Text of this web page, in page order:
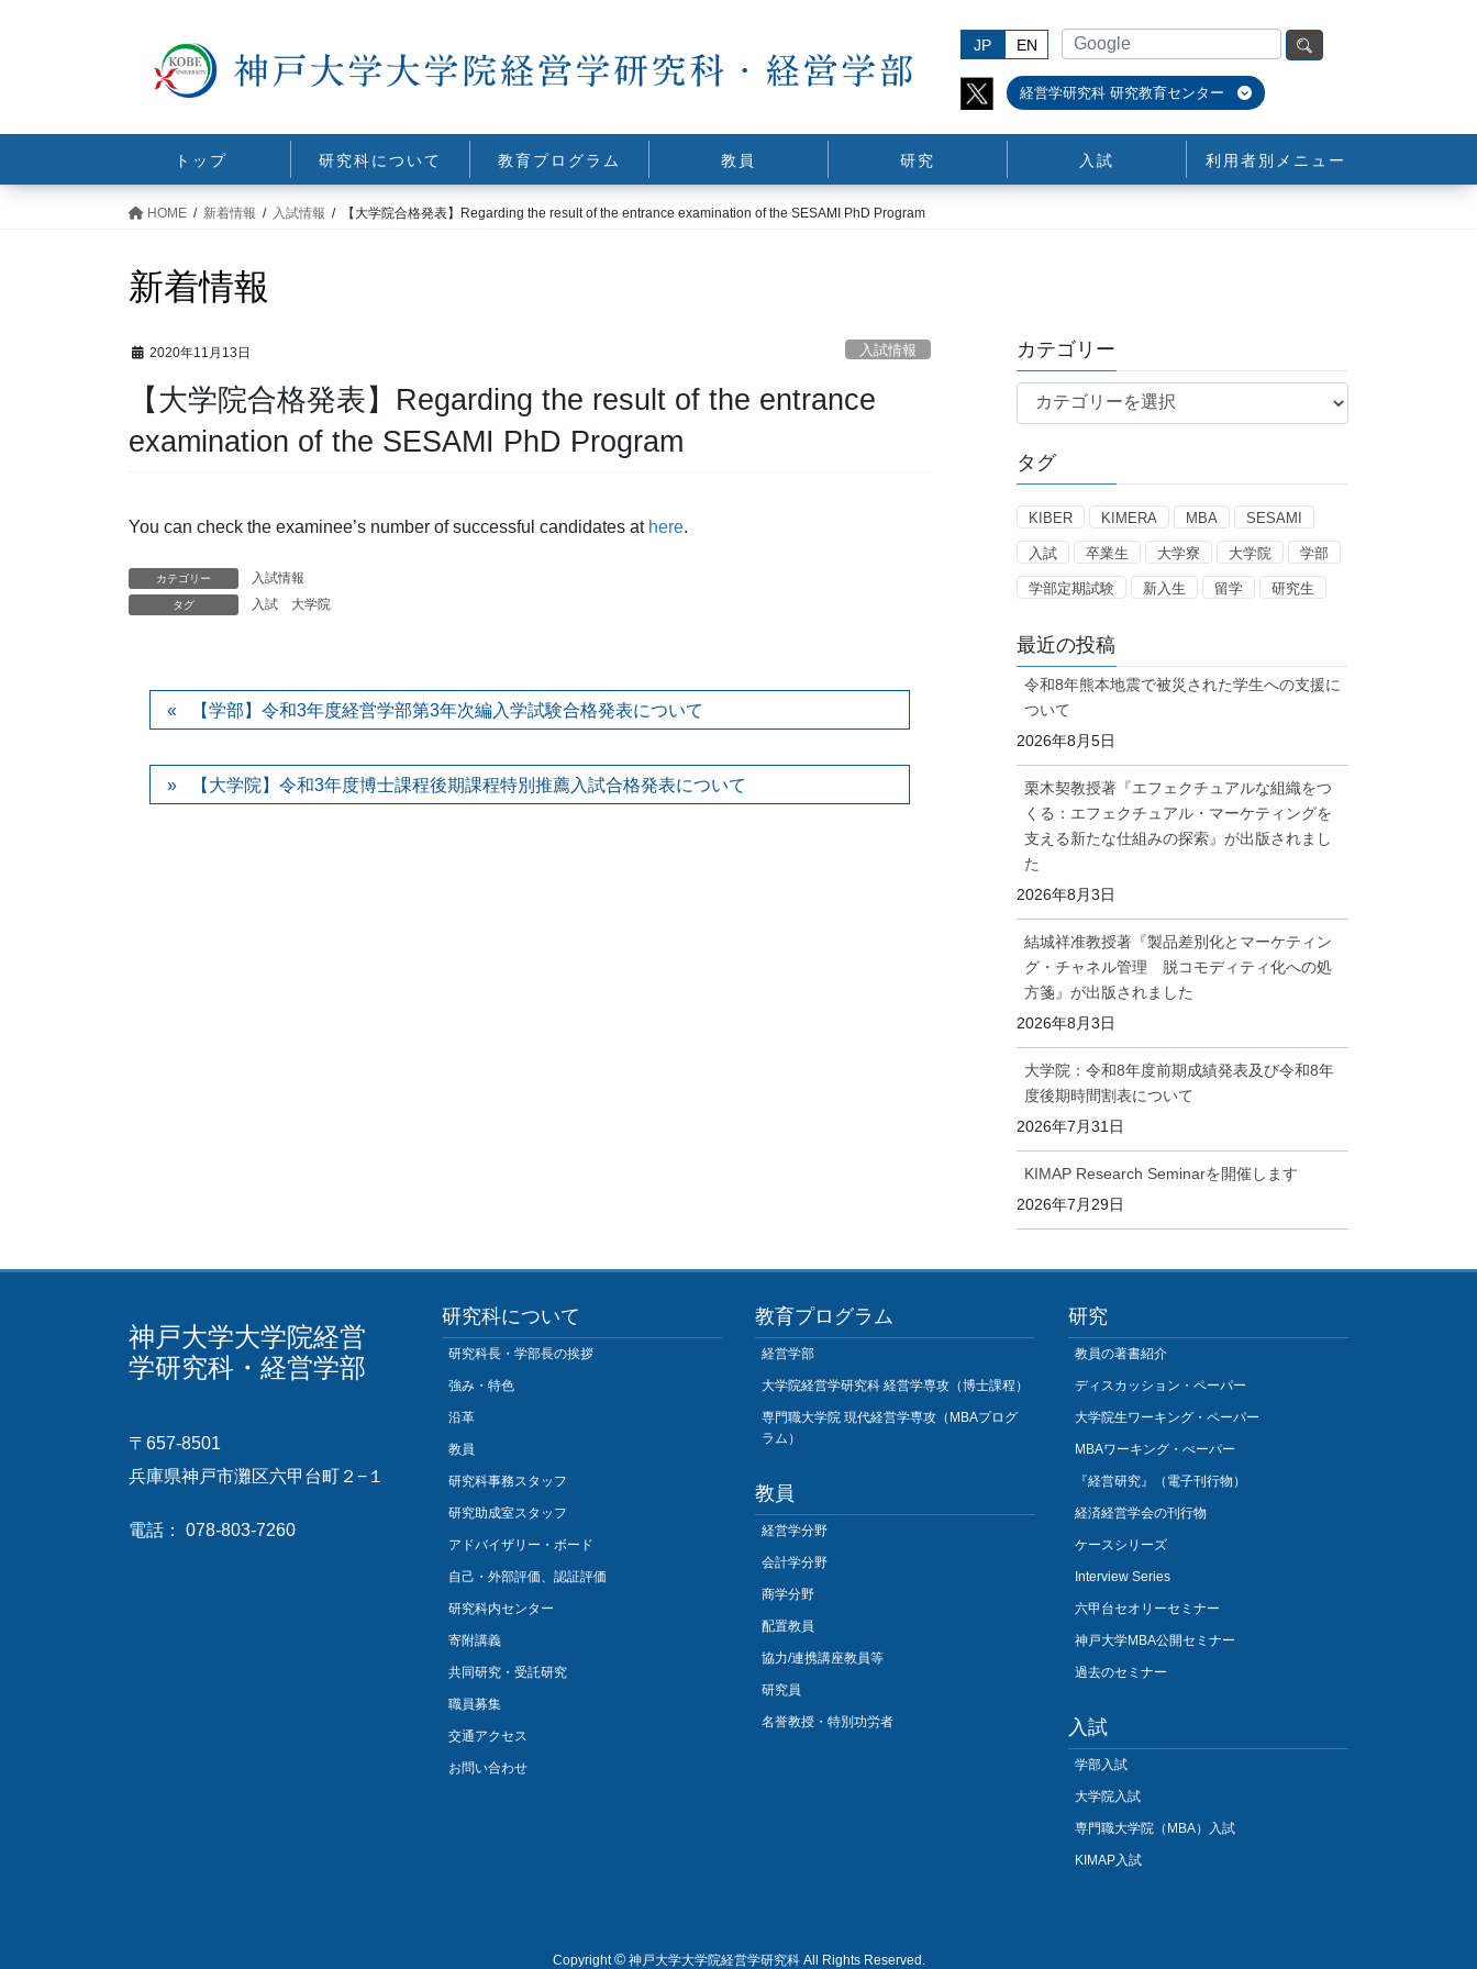
JP EN
経営学研究科 研究教育センター
トップ 研究科について 教育プログラム 教員 研究 入試 利用者別メニュー
HOME 新着情報 入試情報 【大学院合格発表】Regarding the result of the entrance examination of the SESAMI PhD Program
新着情報
2020年11月13日 入試情報
【大学院合格発表】Regarding the result of the entrance
examination of the SESAMI PhD Program
You can check the examinee’s number of successful candidates at here.
カテゴリー 入試情報
タグ 入試 大学院
【学部】令和3年度経営学部第3年次編入学試験合格発表について
【大学院】令和3年度博士課程後期課程特別推薦入試合格発表について
カテゴリー
テ
リ
タグ
KIBER KIMERA MBA SESAMI
入試 卒業生 大学寮 大学院 学部
学部定期試験 新入生 留学 研究生
最近の投稿
令和8年熊本地震で被災された学生への支援に
ついて
2026年8月5日
栗木契教授著『エフェクチュアルな組織をつ
くる：エフェクチュアル・マーケティングを
支える新たな仕組みの探索』が出版されまし
た
2026年8月3日
結城祥准教授著『製品差別化とマーケティン
グ・チャネル管理 脱コモディティ化への処
方箋』が出版されました
2026年8月3日
大学院：令和8年度前期成績発表及び令和8年
度後期時間割表について
2026年7月31日
KIMAP Research Seminarを開催します
2026年7月29日
神戸大学大学院経営
学研究科・経営学部
〒657-8501
兵庫県神戸市灘区六甲台町２−１
電話： 078-803-7260
研究科について
研究科長・学部長の挨拶
強み・特色
沿革
教員
研究科事務スタッフ
研究助成室スタッフ
アドバイザリー・ボード
自己・外部評価、認証評価
研究科内センター
寄附講義
共同研究・受託研究
職員募集
交通アクセス
お問い合わせ
教育プログラム
経営学部
大学院経営学研究科 経営学専攻（博士課程）
専門職大学院 現代経営学専攻（MBAプログ
ラム）
教員
経営学分野
会計学分野
商学分野
配置教員
協力/連携講座教員等
研究員
名誉教授・特別功労者
研究
教員の著書紹介
ディスカッション・ペーパー
大学院生ワーキング・ペーパー
MBAワーキング・ぺーパー
『経営研究』（電子刊行物）
経済経営学会の刊行物
ケースシリーズ
Interview Series
六甲台セオリーセミナー
神戸大学MBA公開セミナー
過去のセミナー
入試
学部入試
大学院入試
専門職大学院（MBA）入試
KIMAP入試
Copyright©神戸大学大学院経営学研究科 All Rights Reserved.